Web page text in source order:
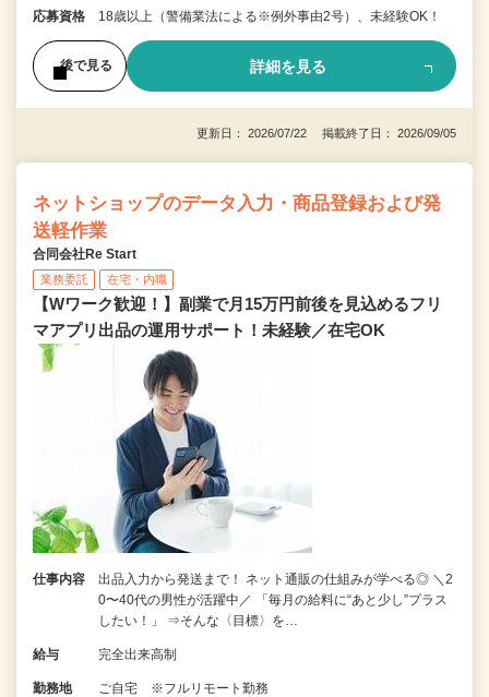
応募資格 18歳以上（警備業法による※例外事由2号）、未経験OK！
後で見る 詳細を見る
更新日： 2026/07/22 掲載終了日： 2026/09/05
ネットショップのデータ入力・商品登録および発
送軽作業
合同会社Re Start
業務委託 在宅・内職
【Wワーク歓迎！】副業で月15万円前後を見込めるフリ
マアプリ出品の運用サポート！未経験／在宅OK
仕事内容
出品入力から発送まで！ ネット通販の仕組みが学べる◎ ＼2
0〜40代の男性が活躍中／ 「毎月の給料に“あと少し”プラス
したい！」 ⇒そんな〈目標〉を…
給与 完全出来高制
勤務地 ご自宅 ※フルリモート勤務